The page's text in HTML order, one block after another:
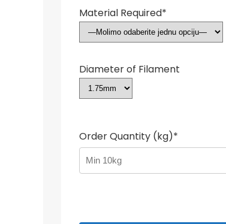
Material Required*
Diameter of Filament
Order Quantity (kg)*